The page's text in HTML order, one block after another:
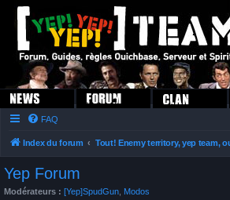
FAQ
Index du forum Tout! Enemy territory, yep team,
Yep Forum
Modérateurs : [Yep]SpudGun Modos